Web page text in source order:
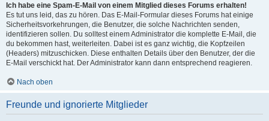
Ich habe eine Spam-E-Mail von einem Mitglied dieses Forums erhalten!
Es tut uns leid, das zu hören. Das E-Mail-Formular dieses Forums hat einige
Sicherheitsvorkehrungen, die Benutzer, die solche Nachrichten senden,
identifizieren sollen. Du solltest einem Administrator die komplette E-Mail, die
du bekommen hast, weiterleiten. Dabei ist es ganz wichtig, die Kopfzeilen
(Headers) mitzuschicken. Diese enthalten Details über den Benutzer, der die
E-Mail verschickt hat. Der Administrator kann dann entsprechend reagieren.
Nach oben
Freunde und ignorierte Mitglieder